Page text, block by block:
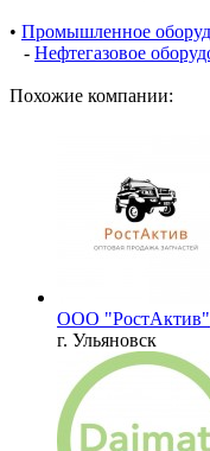
• Промышленное
- Нефтегазовое
Похожие компании:
ООО "РостАктив"
г. Ульяновск